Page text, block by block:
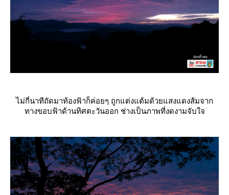
ไม่กี่นาทีถัดมาท้องฟ้าก็ค่อยๆ ถูกแต่งแต้มด้วยแสงแดงส้มจาก
ทางขอบฟ้าด้านทิศตะวันออก ช่างเป็นภาพที่งดงามจับใจ